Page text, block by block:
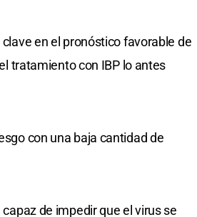
en el pronóstico favorable de
tratamiento con IBP lo antes
con una baja cantidad de
de impedir que el virus se